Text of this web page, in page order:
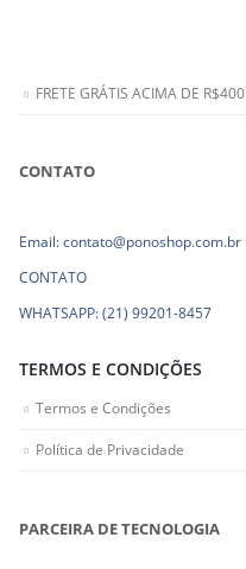
FRETE GRÁTIS ACIMA DE R$400
CONTATO
Email: contato@ponoshop.com.br
CONTATO
WHATSAPP: (21) 99201-8457
TERMOS E CONDIÇÕES
Termos e Condições
Política de Privacidade
PARCEIRA DE TECNOLOGIA